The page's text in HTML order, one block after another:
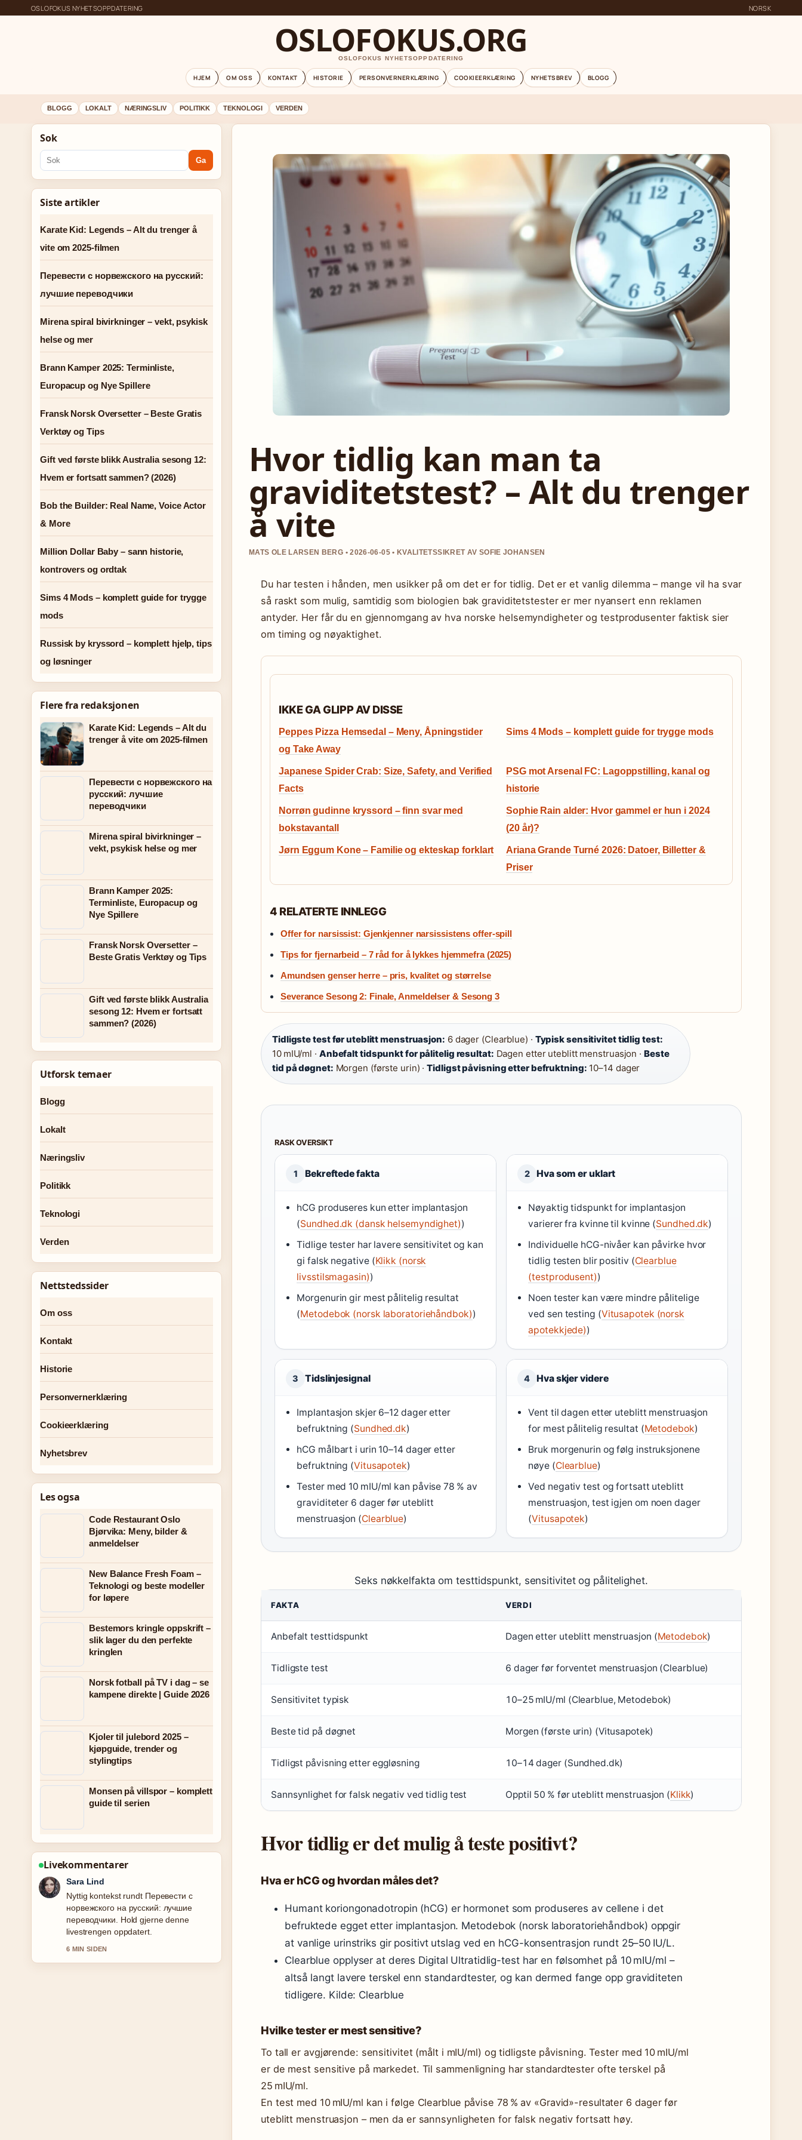
OSLOFOKUS NYHETSOPPDATERING NORSK
OSLOFOKUS.ORG
OSLOFOKUS NYHETSOPPDATERING
HJEM OM OSS KONTAKT HISTORIE PERSONVERNERKLÆRING COOKIEERKLÆRING NYHETSBREV BLOGG
BLOGG LOKALT NÆRINGSLIV POLITIKK TEKNOLOGI VERDEN
Hvor tidlig kan man ta
graviditetstest? – Alt du trenger
å vite
MATS OLE LARSEN BERG • 2026-06-05 • KVALITETSSIKRET AV SOFIE JOHANSEN
Du har testen i hånden, men usikker på om det er for tidlig. Det er et vanlig dilemma – mange vil ha svar
så raskt som mulig, samtidig som biologien bak graviditetstester er mer nyansert enn reklamen
antyder. Her får du en gjennomgang av hva norske helsemyndigheter og testprodusenter faktisk sier
om timing og nøyaktighet.
IKKE GA GLIPP AV DISSE
Peppes Pizza Hemsedal – Meny, Åpningstider
og Take Away
Sims 4 Mods – komplett guide for trygge mods
Japanese Spider Crab: Size, Safety, and Verified
Facts
PSG mot Arsenal FC: Lagoppstilling, kanal og
historie
Norrøn gudinne kryssord – finn svar med
bokstavantall
Sophie Rain alder: Hvor gammel er hun i 2024
(20 år)?
Jørn Eggum Kone – Familie og ekteskap forklart
Ariana Grande Turné 2026: Datoer, Billetter &
Priser
4 RELATERTE INNLEGG
Offer for narsissist: Gjenkjenner narsissistens offer-spill
Tips for fjernarbeid – 7 råd for å lykkes hjemmefra (2025)
Amundsen genser herre – pris, kvalitet og størrelse
Severance Sesong 2: Finale, Anmeldelser & Sesong 3
Tidligste test før uteblitt menstruasjon: 6 dager (Clearblue) · Typisk sensitivitet tidlig test:
10 mIU/ml · Anbefalt tidspunkt for pålitelig resultat: Dagen etter uteblitt menstruasjon · Beste
tid på døgnet: Morgen (første urin) ·Tidligst påvisning etter befruktning: 10–14 dager
RASK OVERSIKT
1 Bekreftede fakta
hCG produseres kun etter implantasjon
(Sundhed.dk (dansk helsemyndighet))
Tidlige tester har lavere sensitivitet og kan
gi falsk negative (Klikk (norsk
livsstilsmagasin))
Morgenurin gir mest pålitelig resultat
(Metodebok (norsk laboratoriehåndbok))
2 Hva som er uklart
Nøyaktig tidspunkt for implantasjon
varierer fra kvinne til kvinne (Sundhed.dk)
Individuelle hCG-nivåer kan påvirke hvor
tidlig testen blir positiv (Clearblue
(testprodusent))
Noen tester kan være mindre pålitelige
ved sen testing (Vitusapotek (norsk
apotekkjede))
3 Tidslinjesignal
Implantasjon skjer 6–12 dager etter
befruktning (Sundhed.dk)
hCG målbart i urin 10–14 dager etter
befruktning (Vitusapotek)
Tester med 10 mIU/ml kan påvise 78 % av
graviditeter 6 dager før uteblitt
menstruasjon (Clearblue)
4 Hva skjer videre
Vent til dagen etter uteblitt menstruasjon
for mest pålitelig resultat (Metodebok)
Bruk morgenurin og følg instruksjonene
nøye (Clearblue)
Ved negativ test og fortsatt uteblitt
menstruasjon, test igjen om noen dager
(Vitusapotek)
Seks nøkkelfakta om testtidspunkt, sensitivitet og pålitelighet.
FAKTA VERDI
Anbefalt testtidspunkt Dagen etter uteblitt menstruasjon (Metodebok)
Tidligste test 6 dager før forventet menstruasjon (Clearblue)
Sensitivitet typisk 10–25 mIU/ml (Clearblue, Metodebok)
Beste tid på døgnet Morgen (første urin) (Vitusapotek)
Tidligst påvisning etter eggløsning 10–14 dager (Sundhed.dk)
Sannsynlighet for falsk negativ ved tidlig test Opptil 50 % før uteblitt menstruasjon (Klikk)
Hvor tidlig er det mulig å teste positivt?
Hva er hCG og hvordan måles det?
Humant koriongonadotropin (hCG) er hormonet som produseres av cellene i det
befruktede egget etter implantasjon. Metodebok (norsk laboratoriehåndbok) oppgir
at vanlige urinstriks gir positivt utslag ved en hCG-konsentrasjon rundt 25–50 IU/L.
Clearblue opplyser at deres Digital Ultratidlig-test har en følsomhet på 10 mIU/ml –
altså langt lavere terskel enn standardtester, og kan dermed fange opp graviditeten
tidligere. Kilde: Clearblue
Hvilke tester er mest sensitive?
To tall er avgjørende: sensitivitet (målt i mIU/ml) og tidligste påvisning. Tester med 10 mIU/ml
er de mest sensitive på markedet. Til sammenligning har standardtester ofte terskel på
25 mIU/ml.
En test med 10 mIU/ml kan i følge Clearblue påvise 78 % av «Gravid»-resultater 6 dager før
uteblitt menstruasjon – men da er sannsynligheten for falsk negativ fortsatt høy.
Sok
Ga
Siste artikler
Karate Kid: Legends – Alt du trenger å
vite om 2025-filmen
Перевести с норвежского на русский:
лучшие переводчики
Mirena spiral bivirkninger – vekt, psykisk
helse og mer
Brann Kamper 2025: Terminliste,
Europacup og Nye Spillere
Fransk Norsk Oversetter – Beste Gratis
Verktøy og Tips
Gift ved første blikk Australia sesong 12:
Hvem er fortsatt sammen? (2026)
Bob the Builder: Real Name, Voice Actor
& More
Million Dollar Baby – sann historie,
kontrovers og ordtak
Sims 4 Mods – komplett guide for trygge
mods
Russisk by kryssord – komplett hjelp, tips
og løsninger
Flere fra redaksjonen
Karate Kid: Legends – Alt du
trenger å vite om 2025-filmen
Перевести с норвежского на
русский: лучшие
переводчики
Mirena spiral bivirkninger –
vekt, psykisk helse og mer
Brann Kamper 2025:
Terminliste, Europacup og
Nye Spillere
Fransk Norsk Oversetter –
Beste Gratis Verktøy og Tips
Gift ved første blikk Australia
sesong 12: Hvem er fortsatt
sammen? (2026)
Utforsk temaer
Blogg
Lokalt
Næringsliv
Politikk
Teknologi
Verden
Nettstedssider
Om oss
Kontakt
Historie
Personvernerklæring
Cookieerklæring
Nyhetsbrev
Les ogsa
Code Restaurant Oslo
Bjørvika: Meny, bilder &
anmeldelser
New Balance Fresh Foam –
Teknologi og beste modeller
for løpere
Bestemors kringle oppskrift –
slik lager du den perfekte
kringlen
Norsk fotball på TV i dag – se
kampene direkte | Guide 2026
Kjoler til julebord 2025 –
kjøpguide, trender og
stylingtips
Monsen på villspor – komplett
guide til serien
Livekommentarer
Ingrid Nilsen
Dekningen av Mirena spiral bivirkninger
– vekt, psykisk helse... oppleves solid
og lett a folge.
8 MIN SIDEN